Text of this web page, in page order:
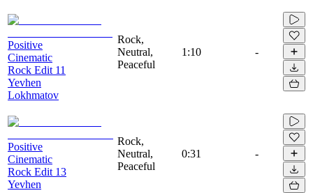
Positive
Cinematic
Rock Edit 11
Yevhen
Lokhmatov
Rock,
Neutral,
Peaceful
1:10 -
Positive
Cinematic
Rock Edit 13
Yevhen
Rock,
Neutral,
Peaceful
0:31 -